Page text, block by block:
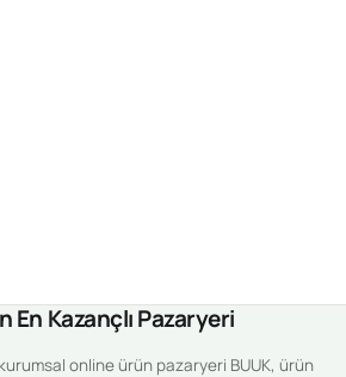
En Kazançlı Pazaryeri
online ürün pazaryeri BUUK, ürün